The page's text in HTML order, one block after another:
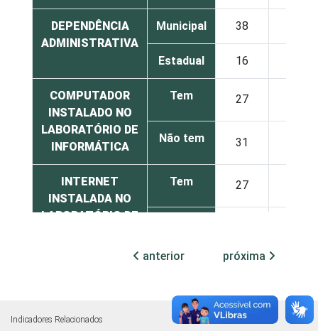
DEPENDÊNCIA
ADMINISTRATIVA
Municipal 38
Estadual 16
COMPUTADOR
INSTALADO NO
LABORATÓRIO DE
INFORMÁTICA
Tem 27
Não tem 31
INTERNET
INSTALADA NO
LABORATÓRIO DE
Tem 27
anterior próxima
Indicadores Relacionados